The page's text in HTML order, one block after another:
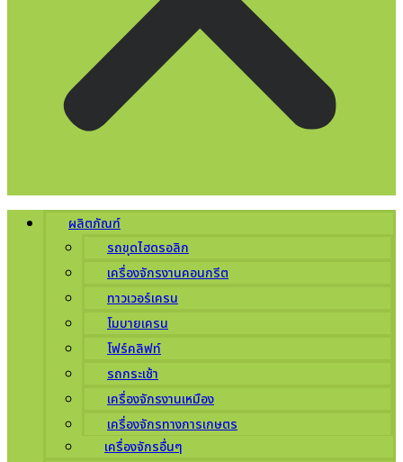
ผลิตภัณฑ์
รถขุดไฮดรอลิก
เครื่องจักรงานคอนกรีต
ทาวเวอร์เครน
โมบายเครน
โฟร์คลิฟท์
รถกระเช้า
เครื่องจักรงานเหมือง
เครื่องจักรทางการเกษตร
เครื่องจักรอื่นๆ